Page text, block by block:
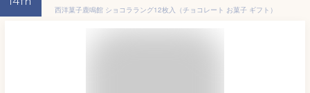
西洋菓子鹿鳴館 ショコララング12枚入（チョコレート お菓子 ギフト）